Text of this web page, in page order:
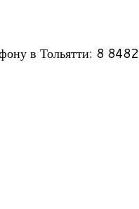
в Тольятти: 8 8482